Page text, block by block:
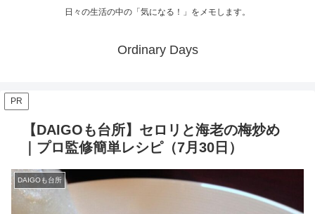
日々の生活の中の「気になる！」をメモします。
Ordinary Days
PR
【DAIGOも台所】セロリと海老の梅炒め
｜プロ監修簡単レシピ（7月30日）
DAIGOも台所